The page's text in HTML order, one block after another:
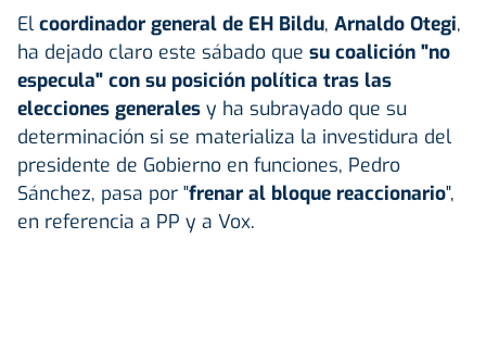
El coordinador general de EH Bildu, Arnaldo Otegi,
ha dejado claro este sábado que su coalición "no
especula" con su posición política tras las
elecciones generales y ha subrayado que su
determinación si se materializa la investidura del
presidente de Gobierno en funciones, Pedro
Sánchez, pasa por "frenar al bloque reaccionario",
en referencia a PP y a Vox.